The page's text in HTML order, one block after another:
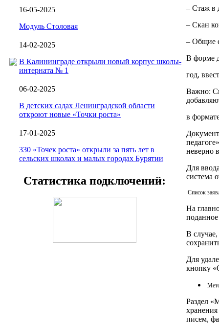
16-05-2025
Модуль Столовая
14-02-2025
В Калининграде открыли новый корпус школы-
интерната № 1
06-02-2025
В детских садах Ленинградской области
откроют новые «Точки роста»
17-01-2025
330 «Точек роста» открыли за пять лет в
сельских школах и малых городах Бурятии
Статистика подключений:
– Стаж в
– Скан
– Общие
В форме
год,
Важно:
в
неверно
Для
система
Список
На
поданное
В случае,
Для
кнопку
Раздел
писем,